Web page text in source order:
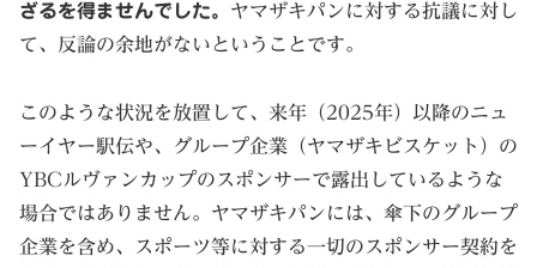
ざるを得ませんでした。 ヤマザキパンに対する抗議に対し
て、反論の余地がないということです。
このような状況を放置して、来年（2025年）以降のニュ
ーイヤー駅伝や、グループ企業（ヤマザキビスケット）の
YBCルヴァンカップのスポンサーで露出しているような
場合ではありません。ヤマザキパンには、傘下のグループ
企業を含め、スポーツ等に対する一切のスポンサー契約を